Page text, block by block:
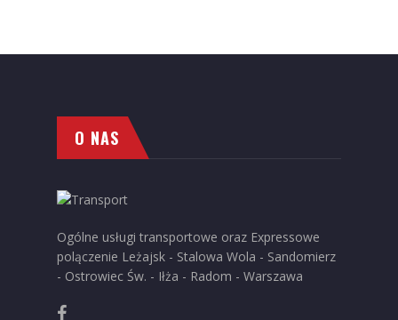
O NAS
Ogólne usługi transportowe oraz Expressowe
polączenie Leżajsk - Stalowa Wola - Sandomierz
- Ostrowiec Św. - Iłża - Radom - Warszawa